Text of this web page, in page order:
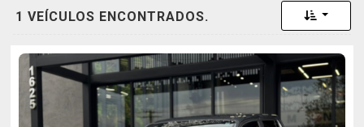
1 VEÍCULOS ENCONTRADOS. Toggle